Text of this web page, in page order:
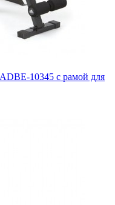
10345 с рамой для